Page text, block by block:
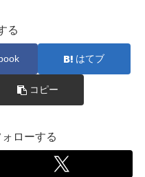
る
はてブ
コピー
ローする